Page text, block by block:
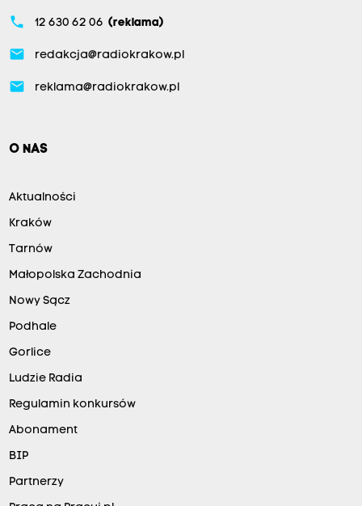
phone 12 630 62 06 (reklama)
email redakcja@radiokrakow.pl
email reklama@radiokrakow.pl
O NAS
Aktualności
Kraków
Tarnów
Małopolska Zachodnia
Nowy Sącz
Podhale
Gorlice
Ludzie Radia
Regulamin konkursów
Abonament
BIP
Partnerzy